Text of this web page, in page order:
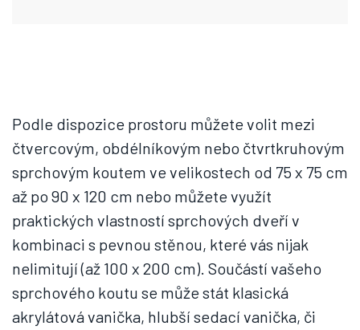
Podle dispozice prostoru můžete volit mezi
čtvercovým, obdélníkovým nebo čtvrtkruhovým
sprchovým koutem ve velikostech od 75 x 75 cm
až po 90 x 120 cm nebo můžete využít
praktických vlastností sprchových dveří v
kombinaci s pevnou stěnou, které vás nijak
nelimitují (až 100 x 200 cm). Součástí vašeho
sprchového koutu se může stát klasická
akrylátová vanička, hlubší sedací vanička, či